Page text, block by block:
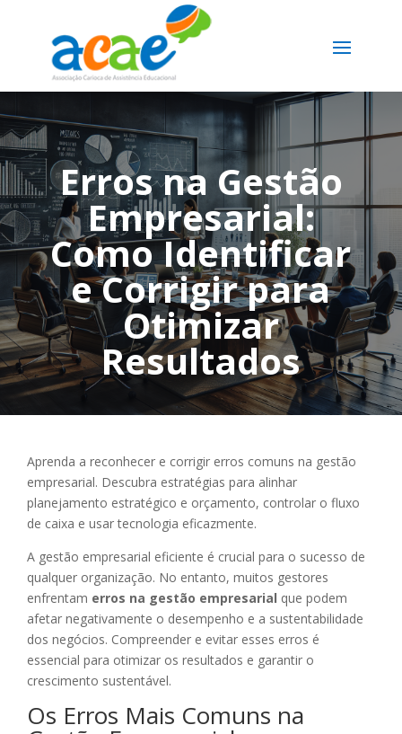
Erros na Gestão
Empresarial:
Como Identificar
e Corrigir para
Otimizar
Resultados
Aprenda a reconhecer e corrigir erros comuns na gestão
empresarial. Descubra estratégias para alinhar
planejamento estratégico e orçamento, controlar o fluxo
de caixa e usar tecnologia eficazmente.
A gestão empresarial eficiente é crucial para o sucesso de
qualquer organização. No entanto, muitos gestores
enfrentam erros na gestão empresarial que podem
afetar negativamente o desempenho e a sustentabilidade
dos negócios. Compreender e evitar esses erros é
essencial para otimizar os resultados e garantir o
crescimento sustentável.
Os Erros Mais Comuns na